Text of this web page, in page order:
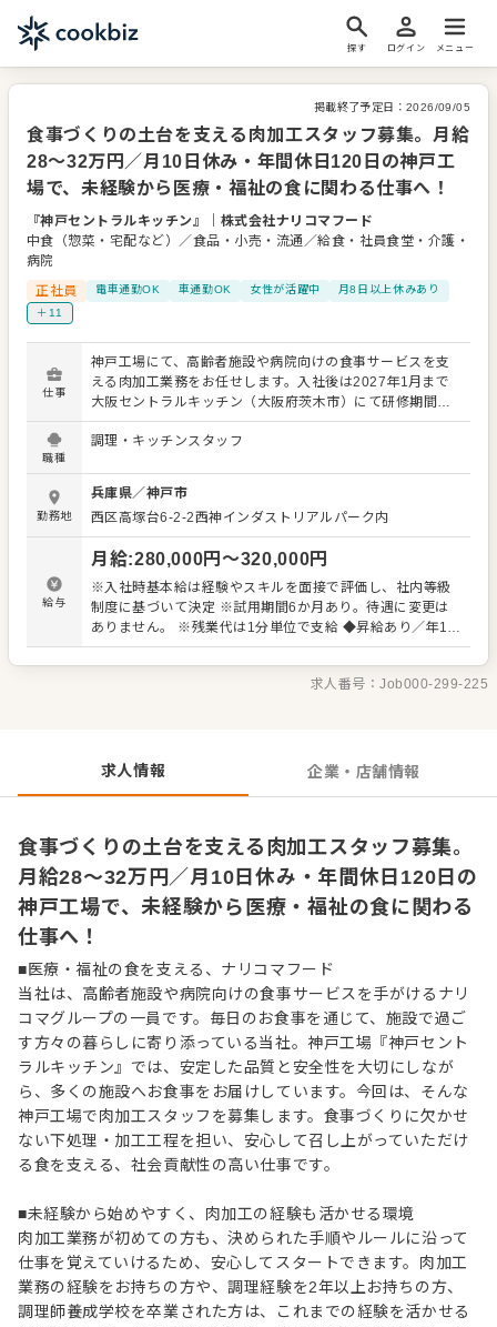
探す ログイン メニュー
掲載終了予定日： 2026/09/05
食事づくりの土台を支える肉加工スタッフ募集。月給
28～32万円／月10日休み・年間休日120日の神戸工
場で、未経験から医療・福祉の食に関わる仕事へ！
『神戸セントラルキッチン』
株式会社ナリコマフード
中食（惣菜・宅配など）／食品・小売・流通／給食・社員食堂・介護・
病院
正社員
電車通勤OK 車通勤OK 女性が活躍中
月8日以上休みあり
＋11
仕事
神戸工場にて、高齢者施設や病院向けの食事サービスを支
える肉加工業務をお任せします。入社後は2027年1月まで
大阪セントラルキッチン（大阪府茨木市）にて研修期間を
設け、基本的な作業から順を追って習得していきます。 ▼
研修内容（大阪工場） 肉加工の基礎から、機械の取り扱い
加工機械の基本操作 ・肉の下処理（トリミング作業） ・肉
加工全体の工程理解 ・スライス工程の習得（業務状況に応
じて） ▼具体的な担当業務 ・肉の解凍作業 ・肉の開封・
下処理（トリミング） ・ミンチ加工ラインでの作業 ・その
他業務（シフト作成などの簡単な事務作業、原材料の在庫
確認・管理） 肉加工は調理前の大切な準備工程のひとつ。
安全で安定した品質を守るため、手順やルールを確認しな
がら、一つひとつの作業を丁寧に進めることが大切です。
ら覚えていけるためご安心ください。 また、肉加工業務の
経験をお持ちの方や、飲食店・給食施設などでの調理経験
日々の製造を通して医療・福祉の現場を食の面から支えら
れる仕事です。安心して召し上がっていただける食事を届
けていきましょう。
職種
調理・キッチンスタッフ
勤務地
兵庫県／神戸市
西区高塚台6-2-2西神インダストリアルパーク内
給与
月給:280,000円〜320,000円
※入社時基本給は経験やスキルを面接で評価し、社内等級
制度に基づいて決定 ※試用期間6か月あり。待遇に変更は
ありません。 ※残業代は1分単位で支給 ◆昇給あり／年1回
（4月） ◆賞与あり／年2回（6月・12月）
求人番号：Job000-299-225
求人情報 企業・店舗情報
食事づくりの土台を支える肉加工スタッフ募集。
月給28～32万円／月10日休み・年間休日120日の
神戸工場で、未経験から医療・福祉の食に関わる
仕事へ！
■医療・福祉の食を支える、ナリコマフード
当社は、高齢者施設や病院向けの食事サービスを手がけるナリ
コマグループの一員です。毎日のお食事を通じて、施設で過ご
す方々の暮らしに寄り添っている当社。神戸工場『神戸セント
ラルキッチン』では、安定した品質と安全性を大切にしなが
ら、多くの施設へお食事をお届けしています。今回は、そんな
神戸工場で肉加工スタッフを募集します。食事づくりに欠かせ
ない下処理・加工工程を担い、安心して召し上がっていただけ
る食を支える、社会貢献性の高い仕事です。
■未経験から始めやすく、肉加工の経験も活かせる環境
肉加工業務が初めての方も、決められた手順やルールに沿って
仕事を覚えていけるため、安心してスタートできます。肉加工
業務の経験をお持ちの方や、調理経験を2年以上お持ちの方、
調理師養成学校を卒業された方は、これまでの経験を活かせる